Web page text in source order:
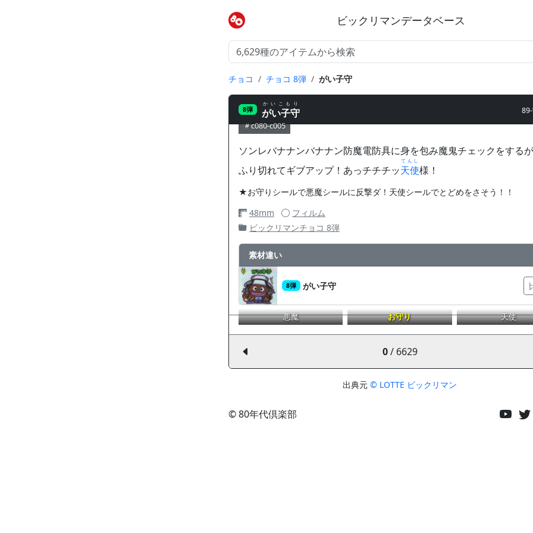
ビックリマンデータベース
チョコ チョコ 8弾 がい子守
8弾 がい子守
かいこもり
c080-c005
ソンレバナナンバナナン防魔電防具に身を包み魔鬼チェックをする
ふり切れてギブアップ！あっチチチッ天使
てんし
様！
★お守りシールで悪魔シールに反撃ダ！天使シールでとどめをさそう！！
48mm
フィルム
ビックリマンチョコ 8弾
素材違い
8弾 がい子守
悪魔 お守り 天使
0/ 6629
出典元 © LOTTE ビックリマン
© 80年代倶楽部